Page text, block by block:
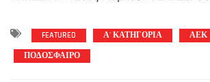
FEATURED Α' ΚΑΤΗΓΟΡΙΑ ΑΕΚ
ΠΟΔΟΣΦΑΙΡΟ